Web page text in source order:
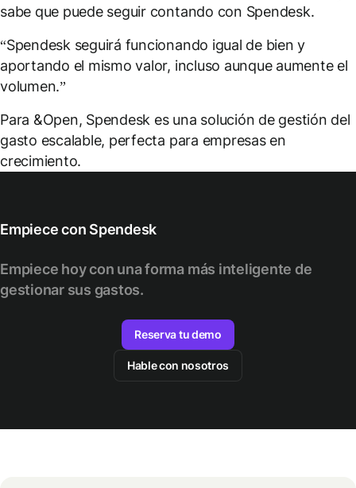
sabe que puede seguir contando con Spendesk.
“Spendesk seguirá funcionando igual de bien y
aportando el mismo valor, incluso aunque aumente el
volumen.”
Para &Open, Spendesk es una solución de gestión del
gasto escalable, perfecta para empresas en
crecimiento.
Empiece con Spendesk
Empiece hoy con una forma más inteligente de
gestionar sus gastos.
Reserva tu demo
Hable con nosotros